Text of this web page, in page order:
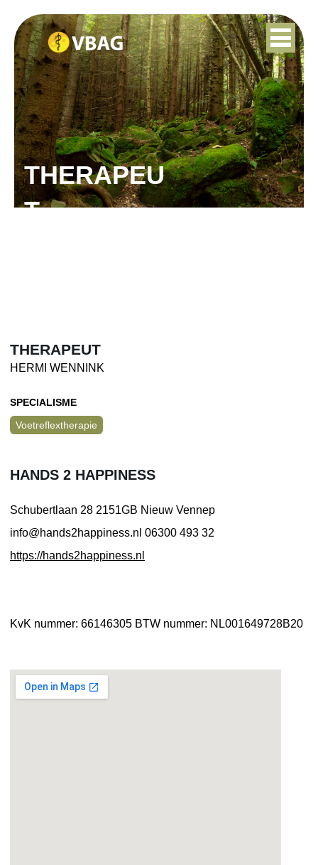
THERAPEU
T
THERAPEUT
HERMI WENNINK
SPECIALISME
Voetreflextherapie
HANDS 2 HAPPINESS
Schubertlaan 28 2151GB Nieuw Vennep
info@hands2happiness.nl 06300 493 32
https://hands2happiness.nl
KvK nummer: 66146305 BTW nummer: NL001649728B20